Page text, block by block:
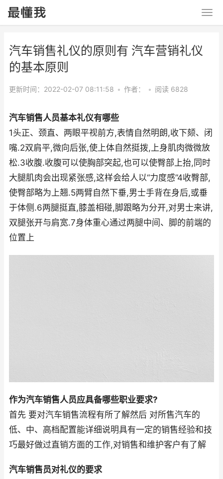
汽车销售礼仪的原则有 汽车营销礼仪
的基本原则
更新时间：2022-02-07 08:11:58 • 作者： • 阅读 6828
汽车销售人员基本礼仪有哪些
1头正、颈直、两眼平视前方,表情自然明朗,收下颏、闭
嘴.2双肩平,微向后张,使上体自然挺拨,上身肌肉微微放
松.3收腹.收腹可以使胸部突起,也可以使臀部上抬,同时
大腿肌肉会出现紧张感,这样会给人以“力度感”4收臀部,
使臀部略为上翘.5两臂自然下垂,男士手背在身后,或垂
于体侧.6两腿挺直,膝盖相碰,脚跟略为分开,对男士来讲,
双腿张开与肩宽.7身体重心通过两腿中间、脚的前端的
位置上
作为汽车销售人员应具备哪些职业要求?
首先 要对汽车销售流程有所了解然后 对所售汽车的
低、中、高档配置能详细说明具有一定的销售经验和技
巧最好做过直销方面的工作,对销售和维护客户有了解
汽车销售员对礼仪的要求